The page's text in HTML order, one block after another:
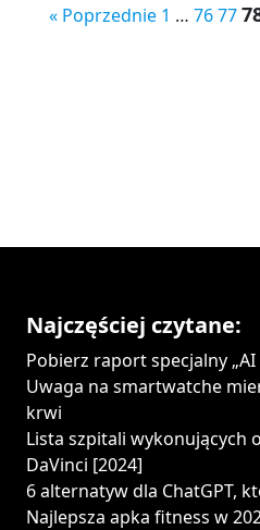
« Poprzednie 1 … 7677
Najczęściej czytane:
Pobierz raport specjalny
Uwaga na smartwatche
krwi
Lista szpitali wykonujących
DaVinci [2024]
6 alternatyw dla ChatGPT,
Najlepsza apka fitness w